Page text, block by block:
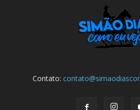
Contato: